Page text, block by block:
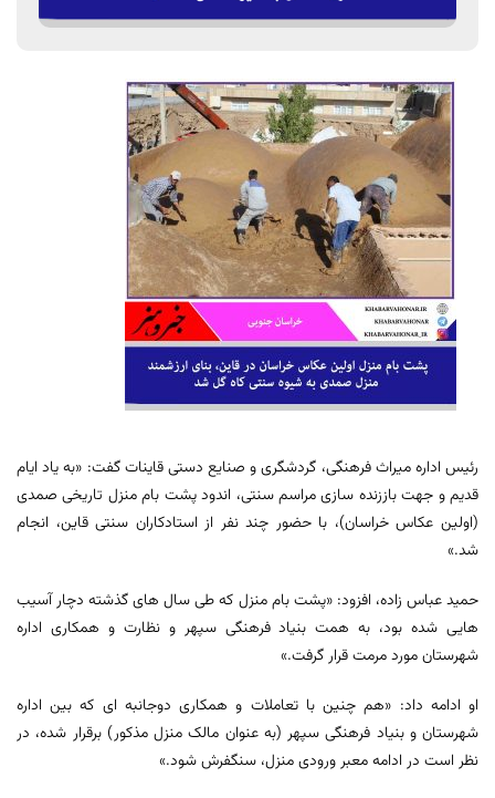
رئیس اداره میراث فرهنگی، گردشگری و صنایع دستی قاینات گفت: «به یاد ایام
قدیم و جهت باززنده سازی مراسم سنتی، اندود پشت بام منزل تاریخی صمدی
(اولین عکاس خراسان)، با حضور چند نفر از استادکاران سنتی قاین، انجام
شد.»
حمید عباس زاده، افزود: «پشت بام منزل که طی سال های گذشته دچار آسیب
هایی شده بود، به همت بنیاد فرهنگی سپهر و نظارت و همکاری اداره
شهرستان مورد مرمت قرار گرفت.»
او ادامه داد: «هم چنین با تعاملات و همکاری دوجانبه ای که بین اداره
شهرستان و بنیاد فرهنگی سپهر (به عنوان مالک منزل مذکور) برقرار شده، در
نظر است در ادامه معبر ورودی منزل، سنگفرش شود.»